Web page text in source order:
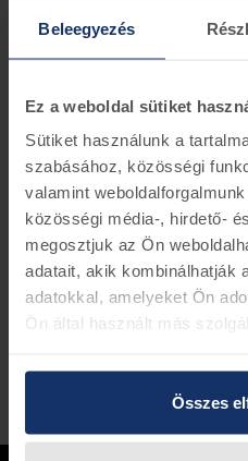
Beleegyezés
Ez a weboldal sütiket
Sütiket használunk a
szabásához, közösségi
valamint
közösségi média-, hirdető-
megosztjuk az Ön
adatait, akik kombinálhatják
adatokkal, amelyeket Ön
Ön által használt más
Összes
300 literes, Thule Force XT
Készletinformáció
Vissza az